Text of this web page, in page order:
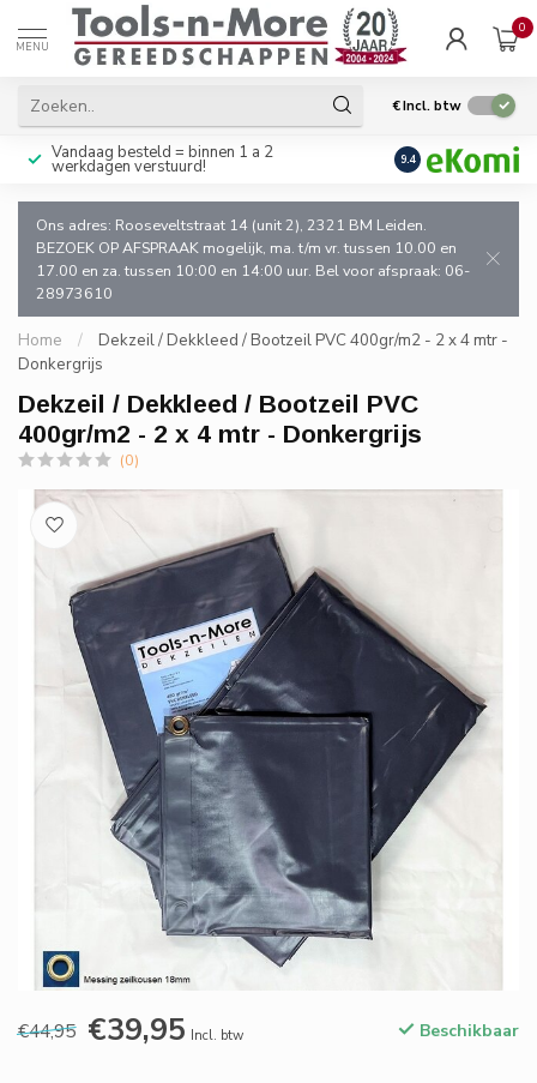
MENU
0
€Incl. btw
Vandaag besteld = binnen 1 a 2
werkdagen verstuurd!
Uitsluitend goede
en de vakman!
9.4
Ons adres: Rooseveltstraat 14 (unit 2), 2321 BM Leiden.
BEZOEK OP AFSPRAAK mogelijk, ma. t/m vr. tussen 10.00 en
17.00 en za. tussen 10:00 en 14:00 uur. Bel voor afspraak: 06-
28973610
Home /
Dekzeil / Dekkleed / Bootzeil PVC 400gr/m2 - 2 x 4 mtr -
Donkergrijs
Dekzeil / Dekkleed / Bootzeil PVC
400gr/m2 - 2 x 4 mtr - Donkergrijs
(0)
€44,95 €39,95 Incl. btw Beschikbaar